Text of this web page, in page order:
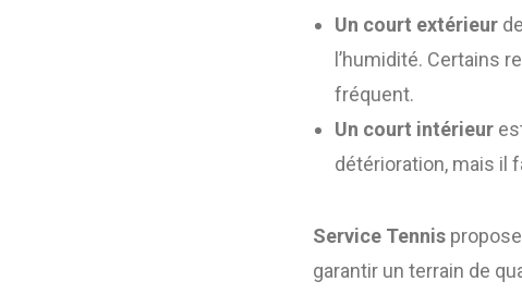
Un court extérieur
l’humidité. Certains
fréquent.
Un court intérieur
détérioration, mais il
Service Tennis
garantir un terrain de